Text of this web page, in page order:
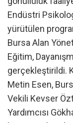
Endüstri
yürütülen
Bursa Alan
Eğitim,
gerçekleştirildi.
Metin Esen,
Vekili Kevser
Yardımcısı